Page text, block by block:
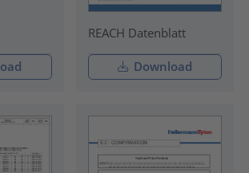
REACH Datenblatt
Download